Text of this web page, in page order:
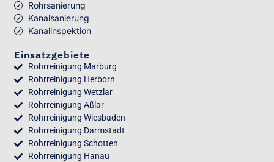
Rohrsanierung
Kanalsanierung
Kanalinspektion
Einsatzgebiete
Rohrreinigung Marburg
Rohrreinigung Herborn
Rohrreinigung Wetzlar
Rohrreinigung Aßlar
Rohrreinigung Wiesbaden
Rohrreinigung Darmstadt
Rohrreinigung Schotten
Rohrreinigung Hanau